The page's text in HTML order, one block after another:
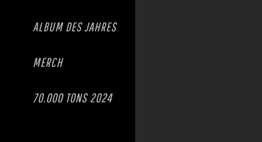
ALBUM DES JAHRES
MERCH
70.000 TONS 2024